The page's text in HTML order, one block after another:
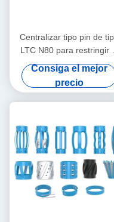
Centralizar tipo pin de
LTC N80 para restringir
desplazamiento del
centralizar de la carcasa
las operaciones de
y gas
Consiga el mejor
precio